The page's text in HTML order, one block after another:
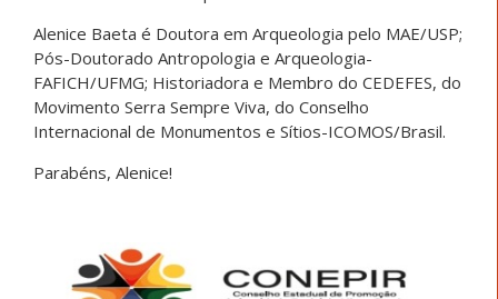
Alenice Baeta é Doutora em Arqueologia pelo MAE/USP;
Pós-Doutorado Antropologia e Arqueologia-
FAFICH/UFMG; Historiadora e Membro do CEDEFES, do
Movimento Serra Sempre Viva, do Conselho
Internacional de Monumentos e Sítios-ICOMOS/Brasil.
Parabéns, Alenice!